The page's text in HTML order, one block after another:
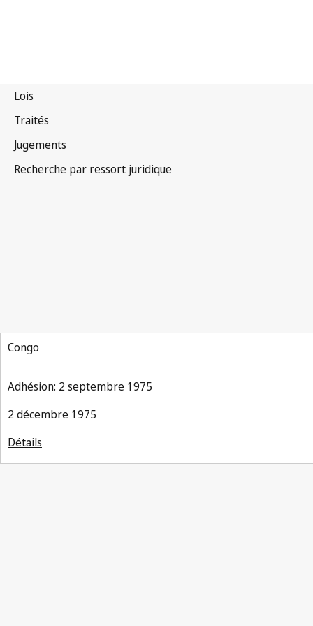
Congo
Adhésion: 2 septembre 1975
2 décembre 1975
Détails